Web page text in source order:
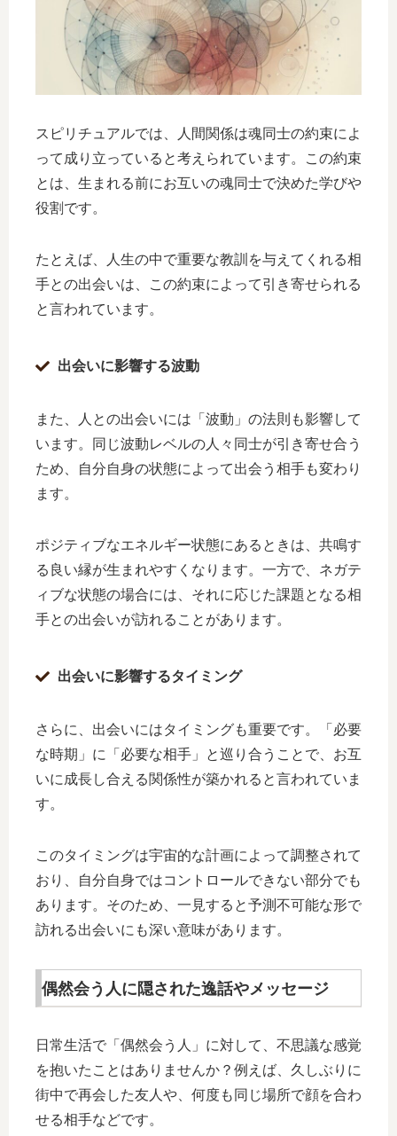
スピリチュアルでは、人間関係は魂同士の約束によ
って成り立っていると考えられています。この約束
とは、生まれる前にお互いの魂同士で決めた学びや
役割です。
たとえば、人生の中で重要な教訓を与えてくれる相
手との出会いは、この約束によって引き寄せられる
と言われています。
出会いに影響する波動
また、人との出会いには「波動」の法則も影響して
います。同じ波動レベルの人々同士が引き寄せ合う
ため、自分自身の状態によって出会う相手も変わり
ます。
ポジティブなエネルギー状態にあるときは、共鳴す
る良い縁が生まれやすくなります。一方で、ネガテ
ィブな状態の場合には、それに応じた課題となる相
手との出会いが訪れることがあります。
出会いに影響するタイミング
さらに、出会いにはタイミングも重要です。「必要
な時期」に「必要な相手」と巡り合うことで、お互
いに成長し合える関係性が築かれると言われていま
す。
このタイミングは宇宙的な計画によって調整されて
おり、自分自身ではコントロールできない部分でも
あります。そのため、一見すると予測不可能な形で
訪れる出会いにも深い意味があります。
偶然会う人に隠された逸話やメッセージ
日常生活で「偶然会う人」に対して、不思議な感覚
を抱いたことはありませんか？例えば、久しぶりに
街中で再会した友人や、何度も同じ場所で顔を合わ
せる相手などです。